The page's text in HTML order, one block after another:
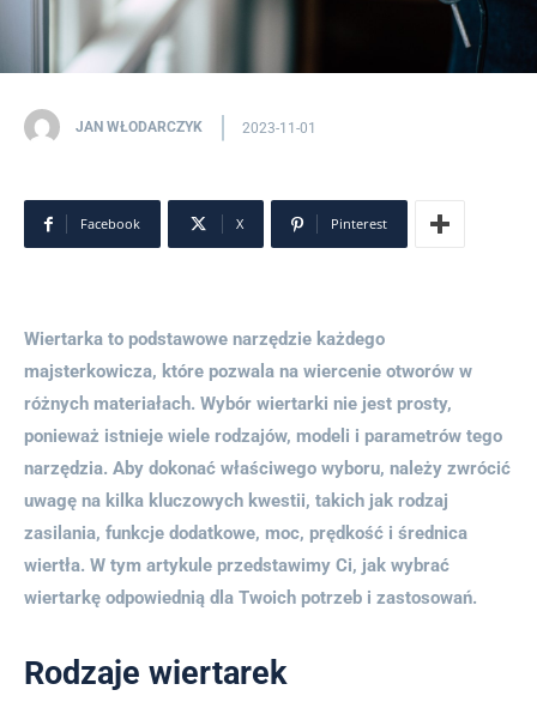
JAN WŁODARCZYK 2023-11-01
Facebook X Pinterest
Wiertarka to podstawowe narzędzie każdego
majsterkowicza, które pozwala na wiercenie otworów w
różnych materiałach. Wybór wiertarki nie jest prosty,
ponieważ istnieje wiele rodzajów, modeli i parametrów tego
narzędzia. Aby dokonać właściwego wyboru, należy zwrócić
uwagę na kilka kluczowych kwestii, takich jak rodzaj
zasilania, funkcje dodatkowe, moc, prędkość i średnica
wiertła. W tym artykule przedstawimy Ci, jak wybrać
wiertarkę odpowiednią dla Twoich potrzeb i zastosowań.
Rodzaje wiertarek